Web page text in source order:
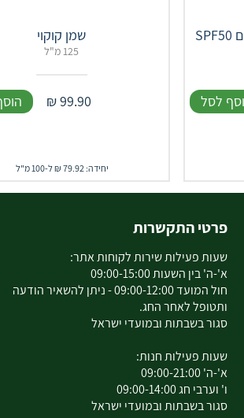
לסל
שמן קוקוי
125 מ"ל
99.90
₪
יחידה: 79.92 ₪ ל-100 מ"ל
פרטי התקשרות
שעות פעילות שירות לקוחות אתר:
א'-ה' בין השעות 09:00-15:00
חול המועד 09:00-12:00 - ניתן להשאיר הודעה
ותטופל לאחר החג.
סגור בשבתות ובמועדי ישראל
שעות פעילות חנות:
א'-ה' 09:00-21:00
ו' וערבי חג 09:00-14:00
סגור בשבתות ובמועדי ישראל